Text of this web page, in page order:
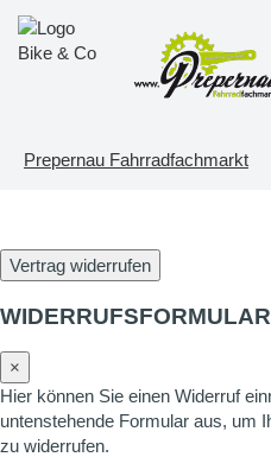
Prepernau Fahrradfachmarkt
Vertrag widerrufen
WIDERRUFSFORMULAR
×
Hier können Sie einen Widerruf
untenstehende Formular aus, um
zu widerrufen.